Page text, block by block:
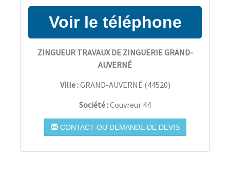
ZINGUEUR TRAVAUX DE ZINGUERIE GRAND-
AUVERNÉ
Ville :GRAND-AUVERNÉ (44520)
Société :Couvreur 44
CONTACT OU DEMANDE DE DEVIS